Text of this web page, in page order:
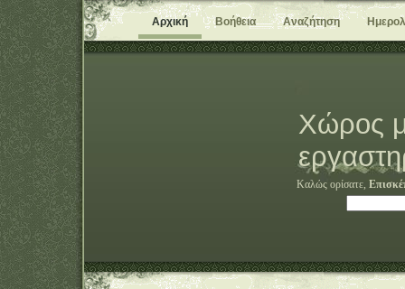
Αρχική Βοήθεια Αναζήτηση
Χώρος
Καλώς ορίσατε,